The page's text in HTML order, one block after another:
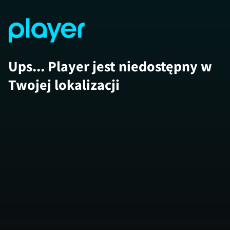
Ups... Player jest niedostępny w
Twojej lokalizacji